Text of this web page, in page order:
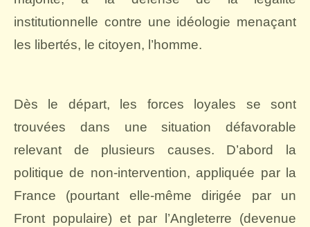
institutionnelle contre une idéologie menaçant
les libertés, le citoyen, l’homme.
Dès le départ, les forces loyales se sont
trouvées dans une situation défavorable
relevant de plusieurs causes. D’abord la
politique de non-intervention, appliquée par la
France (pourtant elle-même dirigée par un
Front populaire) et par l’Angleterre (devenue